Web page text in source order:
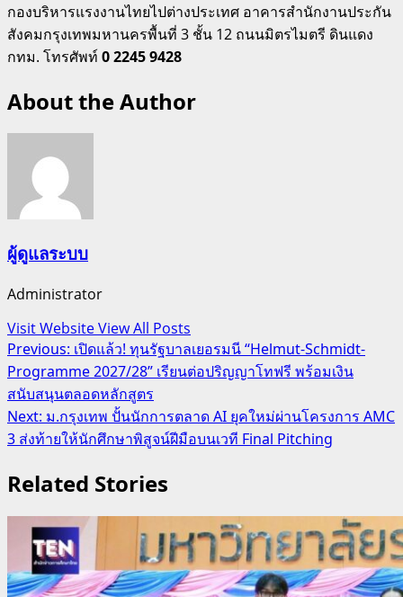
กองบริหารแรงงานไทยไปต่างประเทศ อาคารสำนักงานประกัน
สังคมกรุงเทพมหานครพื้นที่ 3 ชั้น 12 ถนนมิตรไมตรี ดินแดง
กทม. โทรศัพท์0 2245 9428
About the Author
ผู้ดูแลระบบ
Administrator
Visit WebsiteView All Posts
Post
navigation
Previous: เปิดแล้ว! ทุนรัฐบาลเยอรมนี “Helmut-Schmidt-
Programme 2027/28” เรียนต่อปริญญาโทฟรี พร้อมเงิน
สนับสนุนตลอดหลักสูตร
Next: ม.กรุงเทพ ปั้นนักการตลาด AI ยุคใหม่ผ่านโครงการ AMC
3 ส่งท้ายให้นักศึกษาพิสูจน์ฝีมือบนเวที Final Pitching
Related Stories